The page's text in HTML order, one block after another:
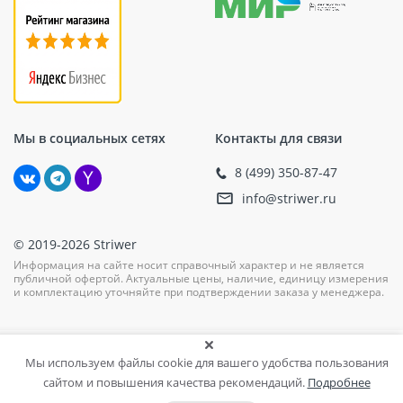
Мы в социальных сетях Контакты для связи
8 (499) 350-87-47
info@striwer.ru
© 2019-2026 Striwer
Информация на сайте носит справочный характер и не является
публичной офертой. Актуальные цены, наличие, единицу измерения
и комплектацию уточняйте при подтверждении заказа у менеджера.
Мы используем файлы cookie для вашего удобства пользования
сайтом и повышения качества рекомендаций. Подробнее